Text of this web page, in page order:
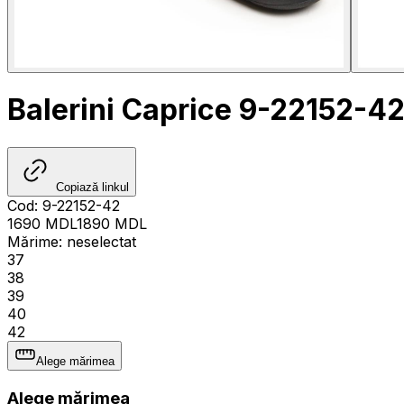
Balerini Caprice 9-22152-42
Copiază linkul
Cod: 9-22152-42
1690 MDL1890 MDL
Mărime: neselectat
37
38
39
40
42
Alege mărimea
Alege mărimea